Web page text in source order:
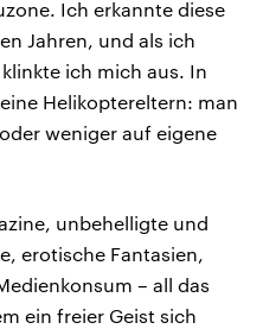
Ich erkannte diese
Jahren, und als ich
ich mich aus. In
Helikoptereltern: man
weniger auf eigene
unbehelligte und
erotische Fantasien,
– all das
ein freier Geist sich